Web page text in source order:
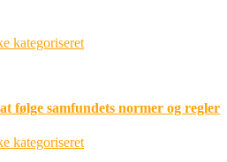
kategoriseret
følge samfundets normer og regler
kategoriseret